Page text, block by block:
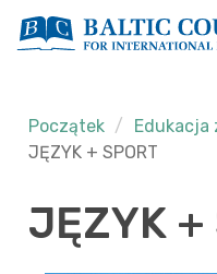
Początek
Edukacja
JĘZYK + SPORT
JĘZYK +